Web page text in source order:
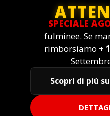
SPECIALE
fulminee. Se
rimborsiamo +
Scopri di più